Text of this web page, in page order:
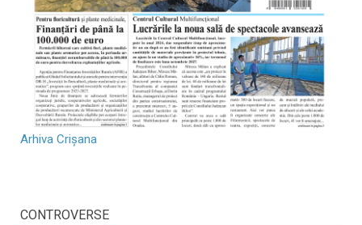
Arhiva Crișana
CONTROVERSE